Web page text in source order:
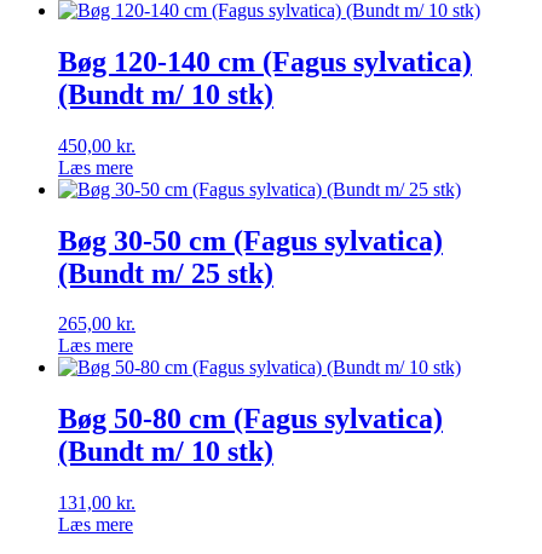
Bøg 120-140 cm (Fagus sylvatica)
(Bundt m/ 10 stk)
450,00 kr.
Læs mere
Bøg 30-50 cm (Fagus sylvatica)
(Bundt m/ 25 stk)
265,00 kr.
Læs mere
Bøg 50-80 cm (Fagus sylvatica)
(Bundt m/ 10 stk)
131,00 kr.
Læs mere